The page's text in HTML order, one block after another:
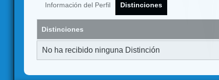
Información del Perfil Distinciones
Distinciones
No ha recibido ninguna Distinción